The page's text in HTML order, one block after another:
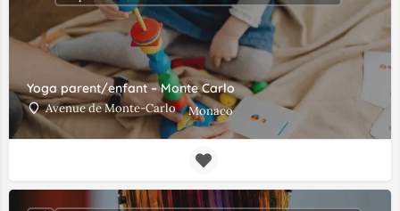
Yoga parent/enfant – Monte Carlo
Avenue de Monte-Carlo Monaco